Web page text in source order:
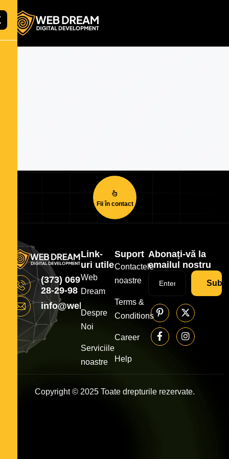
Fii în contact
(373) 069
28-29-98
info@webdream.md
Link-
uri utile
Web
Dream
Despre
Noi
Serviciile
noastre
Suport
Contactele
noastre
Terms &
Conditions
Career
Help
Abonați-vă la
emailul nostru
Copyright © 2025 Toate drepturile rezervate.